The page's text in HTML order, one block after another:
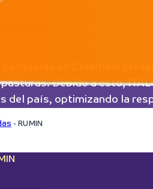
ganaderas en Colombia
Debido a esto,
del país, optimizando la
- RUMIN